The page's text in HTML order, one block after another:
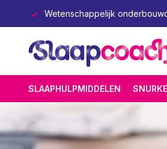
Wetenschappelijk
SLAAPHULPMIDDELEN